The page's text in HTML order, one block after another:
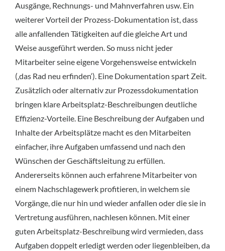
Ausgänge, Rechnungs- und Mahnverfahren usw. Ein
weiterer Vorteil der Prozess-Dokumentation ist, dass
alle anfallenden Tätigkeiten auf die gleiche Art und
Weise ausgeführt werden. So muss nicht jeder
Mitarbeiter seine eigene Vorgehensweise entwickeln
(‚das Rad neu erfinden‘). Eine Dokumentation spart Zeit.
Zusätzlich oder alternativ zur Prozessdokumentation
bringen klare Arbeitsplatz-Beschreibungen deutliche
Effizienz-Vorteile. Eine Beschreibung der Aufgaben und
Inhalte der Arbeitsplätze macht es den Mitarbeiten
einfacher, ihre Aufgaben umfassend und nach den
Wünschen der Geschäftsleitung zu erfüllen.
Andererseits können auch erfahrene Mitarbeiter von
einem Nachschlagewerk profitieren, in welchem sie
Vorgänge, die nur hin und wieder anfallen oder die sie in
Vertretung ausführen, nachlesen können. Mit einer
guten Arbeitsplatz-Beschreibung wird vermieden, dass
Aufgaben doppelt erledigt werden oder liegenbleiben, da